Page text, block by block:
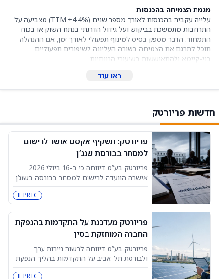
מגמת הצמיחה בהכנסות
עלייה עקבית בהכנסות לאורך מספר שנים (TTM +4.4%) מצביעה על
התרחבות מתמשכת בביקוש ועל גידול הדרגתי בנתח השוק או בכוח
התמחור. הדבר מספק בסיס למינוף תפעולי לאורך זמן, אם ההנהלה
תוכל לתרגם את הצמיחה בשורה העליונה לשיפורים תפעוליים
בני-קיימא ולהתאוששות בשיעורי הרווחיות.
ראו עוד
חדשות פריורטק
פריורטק: תשקיף אקסס אושר לרישום
למסחר בבורסת שנג’ן
פריורטק בע”מ דיווחה כי ב-16 ביולי 2026
אישרה הוועדה לרישום למסחר בבורסה בשנג’ן
בסין את התשקיף של החברה הסינית המוחזקת
אקסס, המיועדת לרישום מניותיה למסחר
ברשימת ChiNext. ההודעה מגיעה בהמשך
IL:PRTC
פריורטק מעדכנת על התקדמות בהנפקת
החברה המוחזקת בסין
פריורטק בע”מ דיווחה לרשות ניירות ערך
ולבורסת תל-אביב על התקדמות בהליך הנפקת
החברה המוחזקת הסינית ZhuHai Access
IL:PRTC